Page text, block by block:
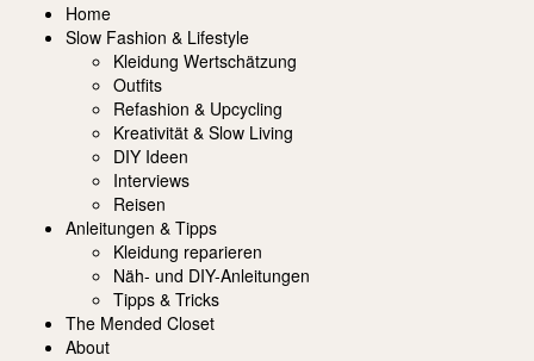
Home
Slow Fashion & Lifestyle
Kleidung Wertschätzung
Outfits
Refashion & Upcycling
Kreativität & Slow Living
DIY Ideen
Interviews
Reisen
Anleitungen & Tipps
Kleidung reparieren
Näh- und DIY-Anleitungen
Tipps & Tricks
The Mended Closet
About